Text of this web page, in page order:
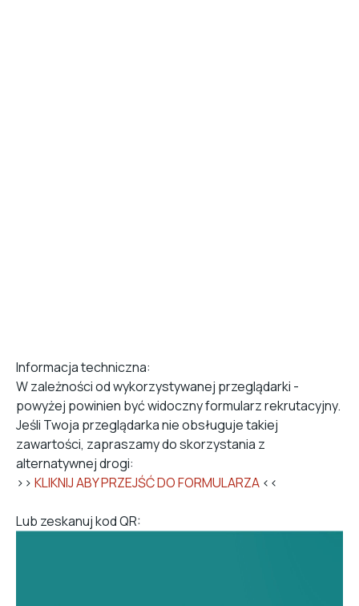
Informacja techniczna:
W zależności od wykorzystywanej przeglądarki -
powyżej powinien być widoczny formularz rekrutacyjny.
Jeśli Twoja przeglądarka nie obsługuje takiej
zawartości, zapraszamy do skorzystania z
alternatywnej drogi:
>> KLIKNIJ ABY PRZEJŚĆ DO FORMULARZA <<
Lub zeskanuj kod QR: